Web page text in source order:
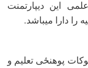
این دیپارتمنت
دارا می­باشد.
در سال 1390 در چوکات پوهنځی تعلیم و